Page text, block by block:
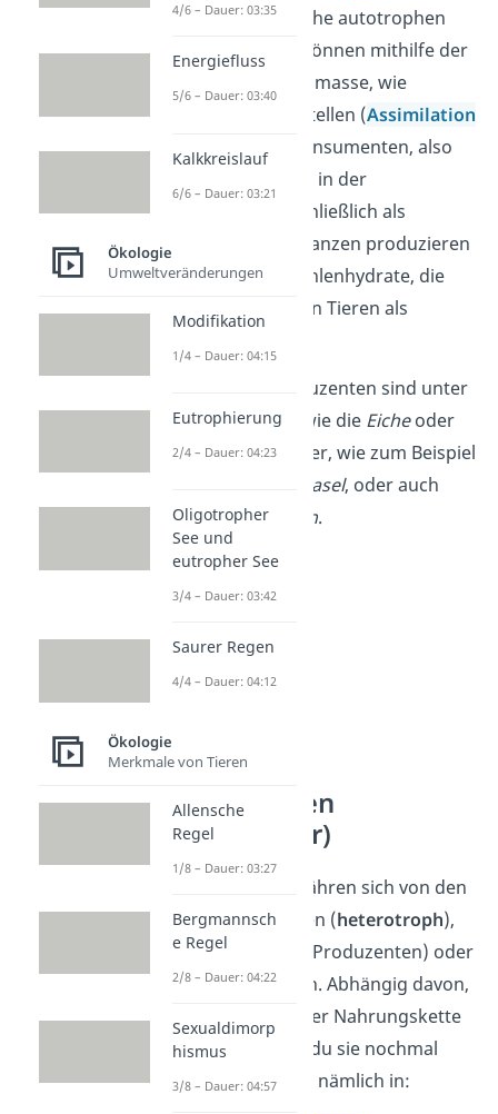
beispielsweise solche autotrophen
Produzenten. Sie können mithilfe der
Biomasse, wie
, herstellen (Assimilation
). Das dient den Konsumenten, also
der nächsten Stufe in der
Nahrungskette, schließlich als
Nahrung. Denn Pflanzen produzieren
unter anderem Kohlenhydrate, die
pflanzenfressenden Tieren als
für Produzenten sind unter
anderem Bäume, wie die Eicheoder
dieBuche, Sträucher, wie zum Beispiel
Hasel, oder auch
verschiedene Algen.
Konsumenten
(Verbraucher)
ernähren sich von den
organischen Stoffen (heterotroph),
also von Pflanzen (Produzenten) oder
von anderen Tieren. Abhängig davon,
an welcher Stelle der Nahrungskette
sie stehen, kannst du sie nochmal
weiterunterteilen
, nämlich in:
4/6 – Dauer: 03:35
Energiefluss
5/6 – Dauer: 03:40
Kalkkreislauf
6/6 – Dauer: 03:21
Ökologie
Umweltveränderungen
Modifikation
1/4 – Dauer: 04:15
Eutrophierung
2/4 – Dauer: 04:23
Oligotropher
See und
eutropher See
3/4 – Dauer: 03:42
Saurer Regen
4/4 – Dauer: 04:12
Ökologie
Merkmale von Tieren
Allensche
Regel
1/8 – Dauer: 03:27
Bergmannsch
e Regel
2/8 – Dauer: 04:22
Sexualdimorp
hismus
3/8 – Dauer: 04:57